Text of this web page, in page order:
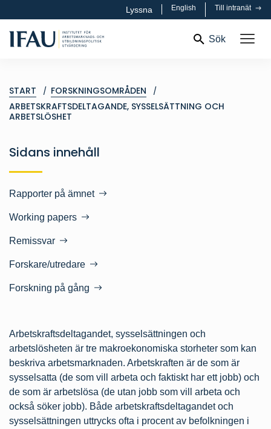
Lyssna English Till intranät
Sök
START
FORSKNINGSOMRÅDEN
ARBETSKRAFTSDELTAGANDE, SYSSELSÄTTNING OCH
ARBETSLÖSHET
Sidans innehåll
Rapporter på ämnet
Working papers
Remissvar
Forskare/utredare
Forskning på gång
Arbetskraftsdeltagandet, sysselsättningen och
arbetslösheten är tre makroekonomiska storheter som kan
beskriva arbetsmarknaden. Arbetskraften är de som är
sysselsatta (de som vill arbeta och faktiskt har ett jobb) och
de som är arbetslösa (de utan jobb som vill arbeta och
också söker jobb). Både arbetskraftsdeltagandet och
sysselsättningen uttrycks ofta i procent av befolkningen i